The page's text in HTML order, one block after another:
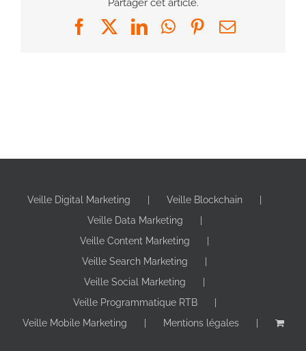
Partager cet article.
FacebookLinkedInWhatsApp
Pinterest
Email
Veille Digital Marketing
Veille Blockchain
Veille Data Marketing
Veille Content Marketing
Veille Search Marketing
Veille Social Marketing
Veille Programmatique RTB
Veille Mobile Marketing
Mentions légales